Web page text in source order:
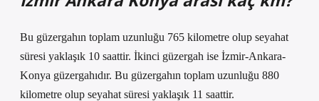
Bu güzergahın toplam uzunluğu 765 kilometre olup seyahat
süresi yaklaşık 10 saattir. İkinci güzergah ise İzmir-Ankara-
Konya güzergahıdır. Bu güzergahın toplam uzunluğu 880
kilometre olup seyahat süresi yaklaşık 11 saattir.